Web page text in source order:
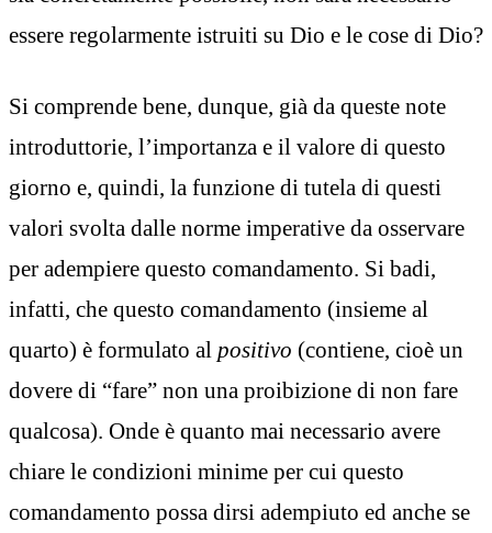
essere regolarmente istruiti su Dio e le cose di Dio?
Si comprende bene, dunque, già da queste note
introduttorie, l’importanza e il valore di questo
giorno e, quindi, la funzione di tutela di questi
valori svolta dalle norme imperative da osservare
per adempiere questo comandamento. Si badi,
infatti, che questo comandamento (insieme al
quarto) è formulato al positivo (contiene, cioè un
dovere di “fare” non una proibizione di non fare
qualcosa). Onde è quanto mai necessario avere
chiare le condizioni minime per cui questo
comandamento possa dirsi adempiuto ed anche se